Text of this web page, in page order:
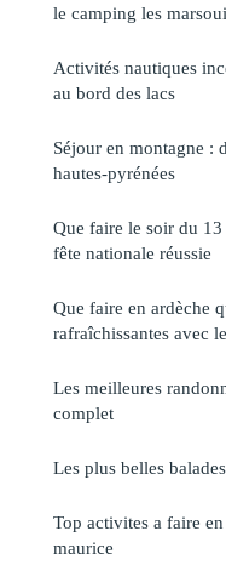
le camping les
Activités nautiques
au bord des lacs
Séjour en montagne :
hautes-pyrénées
Que faire le soir du
fête nationale réussie
Que faire en ardèche
rafraîchissantes avec
Les meilleures
complet
Les plus belles
Top activites a faire
maurice